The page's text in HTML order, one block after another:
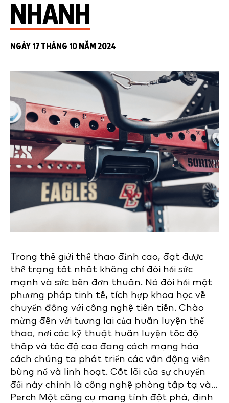
NHANH
NGÀY 17 THÁNG 10 NĂM 2024
Trong thế giới thể thao đỉnh cao, đạt được
thể trạng tốt nhất không chỉ đòi hỏi sức
mạnh và sức bền đơn thuần. Nó đòi hỏi một
phương pháp tinh tế, tích hợp khoa học về
chuyển động với công nghệ tiên tiến. Chào
mừng đến với tương lai của huấn luyện thể
thao, nơi các kỹ thuật huấn luyện tốc độ
thấp và tốc độ cao đang cách mạng hóa
cách chúng ta phát triển các vận động viên
bùng nổ và linh hoạt. Cốt lõi của sự chuyển
đổi này chính là công nghệ phòng tập tạ và...
Perch Một công cụ mang tính đột phá, định